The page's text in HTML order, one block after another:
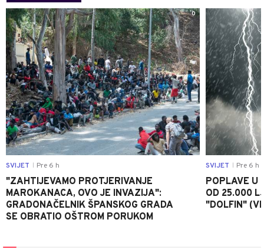
0
SVIJET Pre 6 h
"ZAHTIJEVAMO PROTJERIVANJE
MAROKANACA, OVO JE INVAZIJA":
GRADONAČELNIK ŠPANSKOG GRADA
SE OBRATIO OŠTROM PORUKOM
SVIJET Pre 6 h
POPLAVE U
OD 25.000
"DOLFIN"